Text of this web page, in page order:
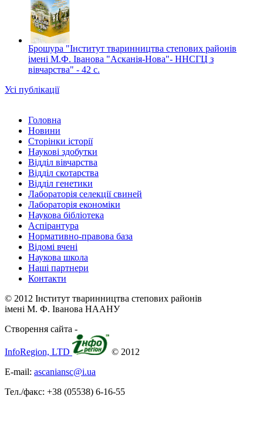
Брошура "Інститут тваринництва степових районів
імені М.Ф. Іванова "Асканія-Нова"- ННСГЦ з
вівчарства" - 42 c.
Усі публікації
Головна
Новини
Сторінки історії
Наукові здобутки
Відділ вівчарства
Відділ скотарства
Відділ генетики
Лабораторія селекції свиней
Лабораторія економіки
Наукова бібліотека
Аспірантура
Нормативно-правова база
Відомі вчені
Наукова школа
Наші партнери
Контакти
© 2012 Інститут тваринництва степових районів
імені М. Ф. Іванова НААНУ
Створення сайта -
InfoRegion, LTD
© 2012
E-mail: ascaniansc@i.ua
Тел./факс: +38 (05538) 6-16-55